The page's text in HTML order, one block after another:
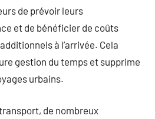
de prévoir leurs
et de bénéficier de coûts
à l’arrivée. Cela
gestion du temps et supprime
urbains.
de nombreux